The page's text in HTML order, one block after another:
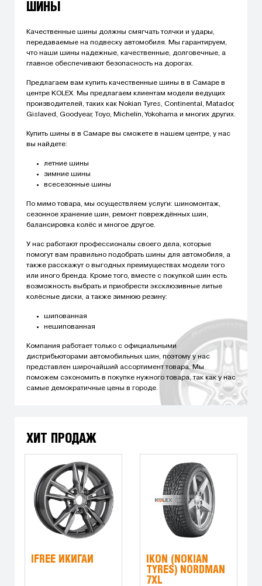
ШИНЫ
Качественные шины должны смягчать толчки и удары,
передаваемые на подвеску автомобиля. Мы гарантируем,
что наши шины надежные, качественные, долговечные, а
главное обеспечивают безопасность на дорогах.
Предлагаем вам купить качественные шины в в Самаре в
центре KOLEX. Мы предлагаем клиентам модели ведущих
производителей, таких как Nokian Tyres, Continental, Matador,
Gislaved, Goodyear, Toyo, Michelin, Yokohama и многих других.
Купить шины в в Самаре вы сможете в нашем центре, у нас
вы найдете:
летние шины
зимние шины
всесезонные шины
По мимо товара, мы осуществляем услуги: шиномонтаж,
сезонное хранение шин, ремонт повреждённых шин,
балансировка колёс и многое другое.
У нас работают профессионалы своего дела, которые
помогут вам правильно подобрать шины для автомобиля, а
также расскажут о выгодных преимуществах модели того
или иного бренда. Кроме того, вместе с покупкой шин есть
возможность выбрать и приобрести эксклюзивные литые
колёсные диски, а также зимнюю резину:
шипованная
нешипованная
Компания работает только с официальными
дистрибьюторами автомобильных шин, поэтому у нас
представлен широчайший ассортимент товара. Мы
поможем сэкономить в покупке нужного товара, так как у нас
самые демократичные цены в городе.
ХИТ ПРОДАЖ
IFREE ИКИГАЙ
IKON (NOKIAN
TYRES) NORDMAN
7XL